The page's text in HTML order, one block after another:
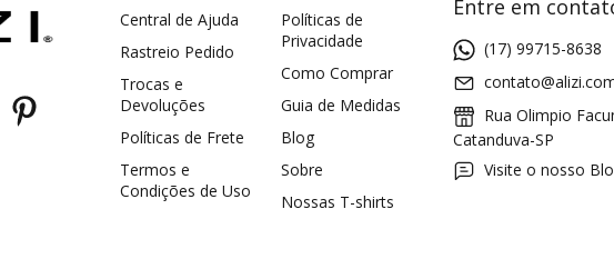
Central de Ajuda
Rastreio Pedido
Trocas e
Devoluções
Políticas de Frete
Termos e
Condições de Uso
Políticas de
Privacidade
Como Comprar
Guia de Medidas
Blog
Sobre
Nossas T-shirts
Entre em
(17) 99715-8638
Rua Olimpio
Catanduva-SP
Visite o nosso